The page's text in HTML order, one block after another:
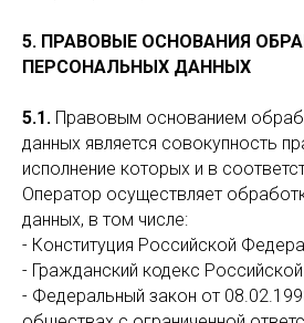
5. ПРАВОВЫЕ ОСНОВАНИЯ
ПЕРСОНАЛЬНЫХ ДАННЫХ
5.1. Правовым основанием
данных является совокупность
исполнение которых и в
Оператор осуществляет
данных, в том числе:
- Конституция Российской
- Гражданский кодекс
- Федеральный закон от